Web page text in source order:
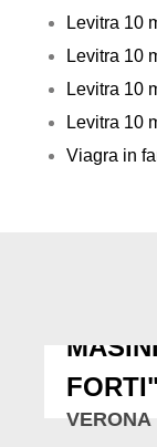
Levitra 10
Levitra 10
Levitra 10
Levitra 10
Viagra in
FORTI"
VERONA